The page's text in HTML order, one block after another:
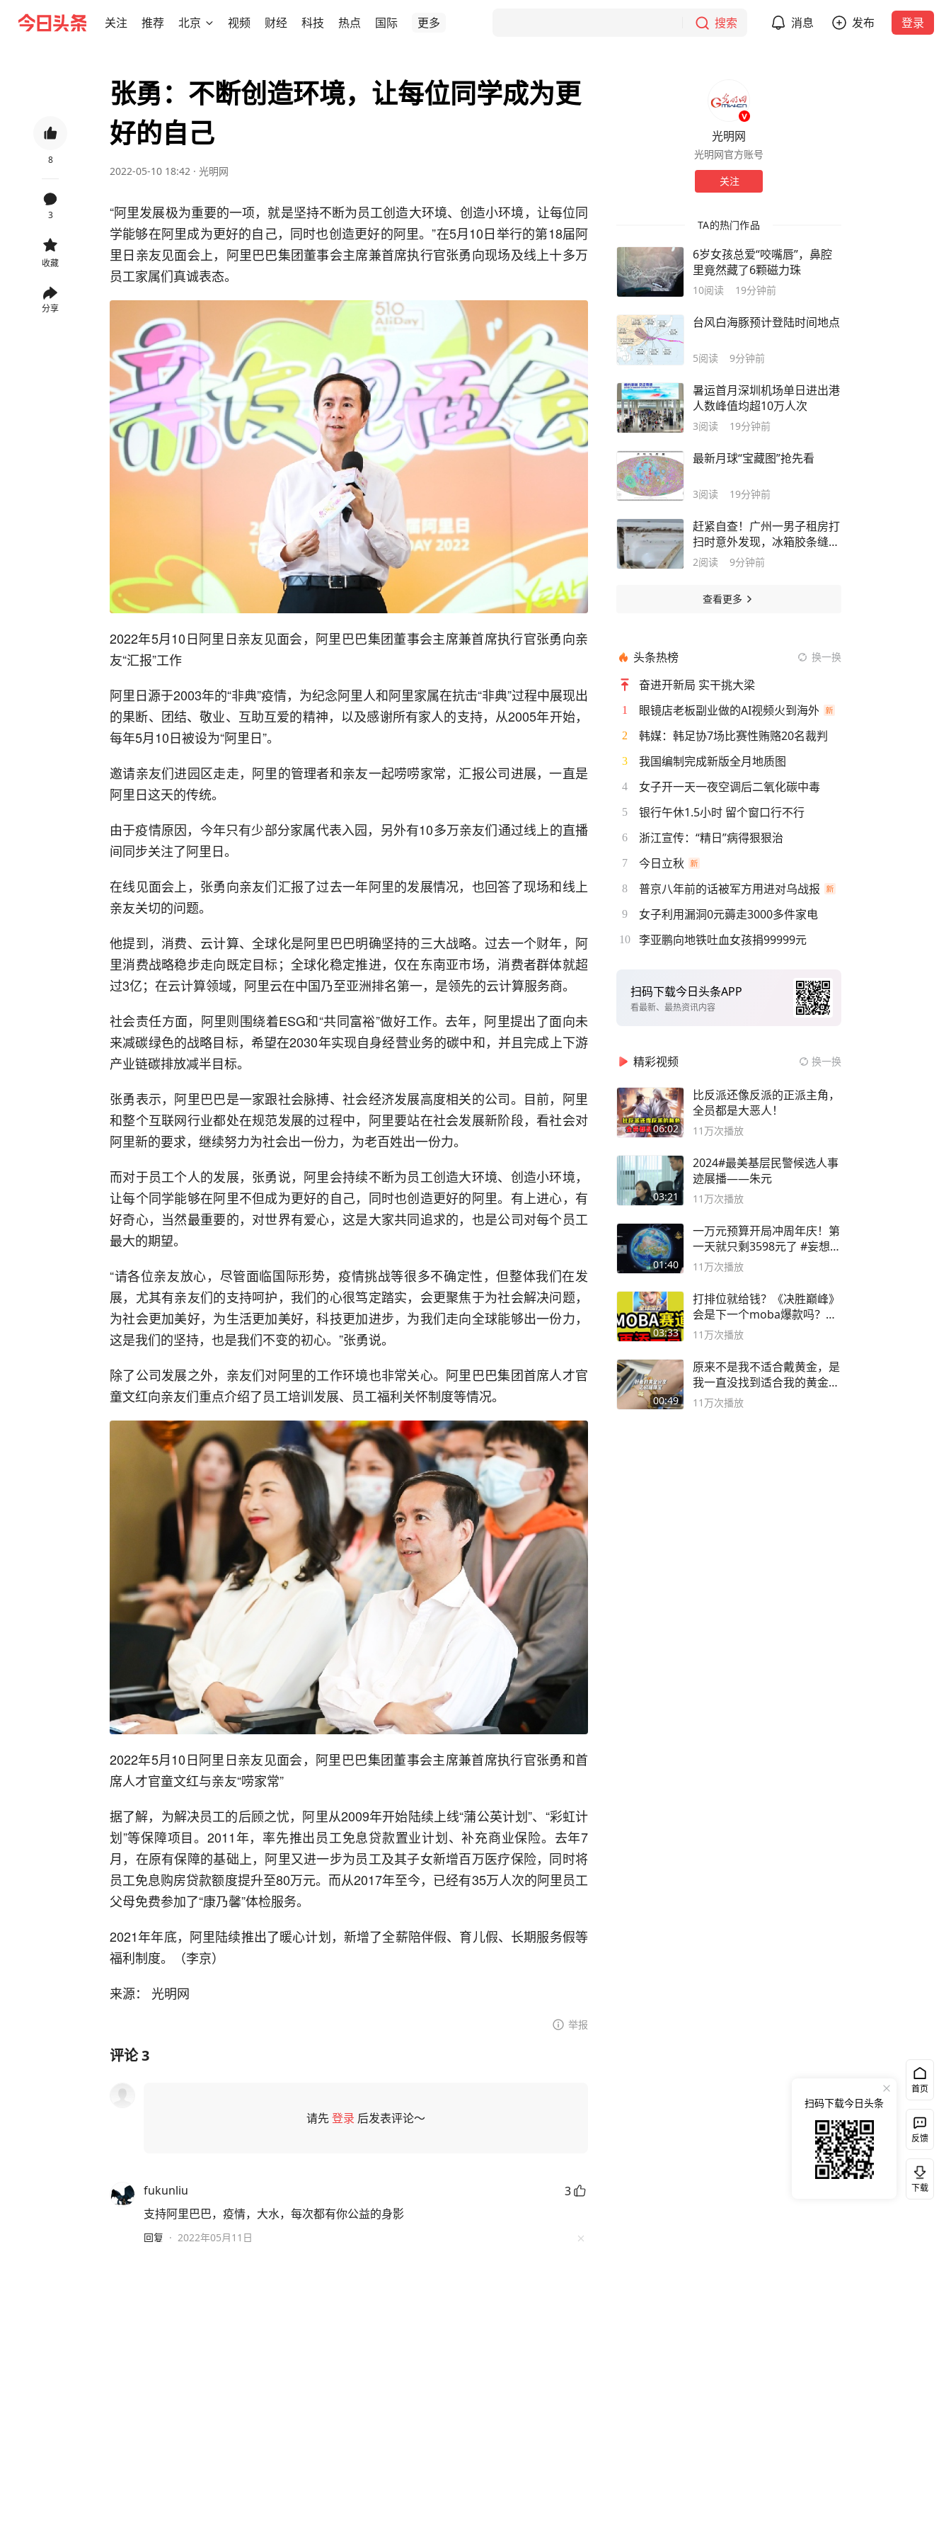
关注 推荐 北京 视频 财经 科技 热点 国际 更多 搜索 消息 发布 登录
8
3
收藏
分享
张勇：不断创造环境，让每位同学成为更
好的自己
2022-05-10 18:42 · 光明网
“阿里发展极为重要的一项，就是坚持不断为员工创造大环境、创造小环境，让每位同
学能够在阿里成为更好的自己，同时也创造更好的阿里。”在5月10日举行的第18届阿
里日亲友见面会上，阿里巴巴集团董事会主席兼首席执行官张勇向现场及线上十多万
员工家属们真诚表态。
2022年5月10日阿里日亲友见面会，阿里巴巴集团董事会主席兼首席执行官张勇向亲
友“汇报”工作
阿里日源于2003年的“非典”疫情，为纪念阿里人和阿里家属在抗击“非典”过程中展现出
的果断、团结、敬业、互助互爱的精神，以及感谢所有家人的支持，从2005年开始，
每年5月10日被设为“阿里日”。
邀请亲友们进园区走走，阿里的管理者和亲友一起唠唠家常，汇报公司进展，一直是
阿里日这天的传统。
由于疫情原因，今年只有少部分家属代表入园，另外有10多万亲友们通过线上的直播
间同步关注了阿里日。
在线见面会上，张勇向亲友们汇报了过去一年阿里的发展情况，也回答了现场和线上
亲友关切的问题。
他提到，消费、云计算、全球化是阿里巴巴明确坚持的三大战略。过去一个财年，阿
里消费战略稳步走向既定目标；全球化稳定推进，仅在东南亚市场，消费者群体就超
过3亿；在云计算领域，阿里云在中国乃至亚洲排名第一，是领先的云计算服务商。
社会责任方面，阿里则围绕着ESG和“共同富裕”做好工作。去年，阿里提出了面向未
来减碳绿色的战略目标，希望在2030年实现自身经营业务的碳中和，并且完成上下游
产业链碳排放减半目标。
张勇表示，阿里巴巴是一家跟社会脉搏、社会经济发展高度相关的公司。目前，阿里
和整个互联网行业都处在规范发展的过程中，阿里要站在社会发展新阶段，看社会对
阿里新的要求，继续努力为社会出一份力，为老百姓出一份力。
而对于员工个人的发展，张勇说，阿里会持续不断为员工创造大环境、创造小环境，
让每个同学能够在阿里不但成为更好的自己，同时也创造更好的阿里。有上进心，有
好奇心，当然最重要的，对世界有爱心，这是大家共同追求的，也是公司对每个员工
最大的期望。
“请各位亲友放心，尽管面临国际形势，疫情挑战等很多不确定性，但整体我们在发
展，尤其有亲友们的支持呵护，我们的心很笃定踏实，会更聚焦于为社会解决问题，
为社会更加美好，为生活更加美好，科技更加进步，为我们走向全球能够出一份力，
这是我们的坚持，也是我们不变的初心。”张勇说。
除了公司发展之外，亲友们对阿里的工作环境也非常关心。阿里巴巴集团首席人才官
童文红向亲友们重点介绍了员工培训发展、员工福利关怀制度等情况。
2022年5月10日阿里日亲友见面会，阿里巴巴集团董事会主席兼首席执行官张勇和首
席人才官童文红与亲友“唠家常”
据了解，为解决员工的后顾之忧，阿里从2009年开始陆续上线“蒲公英计划”、“彩虹计
划”等保障项目。2011年，率先推出员工免息贷款置业计划、补充商业保险。去年7
月，在原有保障的基础上，阿里又进一步为员工及其子女新增百万医疗保险，同时将
员工免息购房贷款额度提升至80万元。而从2017年至今，已经有35万人次的阿里员工
父母免费参加了“康乃馨”体检服务。
2021年年底，阿里陆续推出了暖心计划，新增了全薪陪伴假、育儿假、长期服务假等
福利制度。（李京）
来源： 光明网
举报
评论3
请先登录 后发表评论～
fukunliu
3
支持阿里巴巴，疫情，大水，每次都有你公益的身影
回复 · 2022年05月11日
光明网
光明网官方账号
关注
TA的热门作品
6岁女孩总爱“咬嘴唇”，鼻腔
里竟然藏了6颗磁力珠
10阅读 19分钟前
台风白海豚预计登陆时间地点
5阅读 9分钟前
暑运首月深圳机场单日进出港
人数峰值均超10万人次
3阅读 19分钟前
最新月球“宝藏图”抢先看
3阅读 19分钟前
赶紧自查！广州一男子租房打
扫时意外发现，冰箱胶条缝隙
藏满虫卵
2阅读 9分钟前
查看更多
头条热榜 换一换
奋进开新局 实干挑大梁
1 眼镜店老板副业做的AI视频火到海外
2 韩媒：韩足协7场比赛性贿赂20名裁判
3 我国编制完成新版全月地质图
4 女子开一天一夜空调后二氧化碳中毒
5 银行午休1.5小时 留个窗口行不行
6 浙江宣传：“精日”病得狠狠治
7 今日立秋
8 普京八年前的话被军方用进对乌战报
9 女子利用漏洞0元薅走3000多件家电
10 李亚鹏向地铁吐血女孩捐99999元
扫码下载今日头条APP
看最新、最热资讯内容
精彩视频 换一换
06:02
比反派还像反派的正派主角，
全员都是大恶人！
11万次播放
03:21
2024#最美基层民警候选人事
迹展播——朱元
11万次播放
01:40
一万元预算开局冲周年庆！第
一天就只剩3598元了 #妄想山
海
11万次播放
03:33
打排位就给钱？《决胜巅峰》
会是下一个moba爆款吗？#
决胜巅峰
11万次播放
00:49
原来不是我不适合戴黄金，是
我一直没找到适合我的黄金
😭
11万次播放
首页
反馈
下载
扫码下载今日头条